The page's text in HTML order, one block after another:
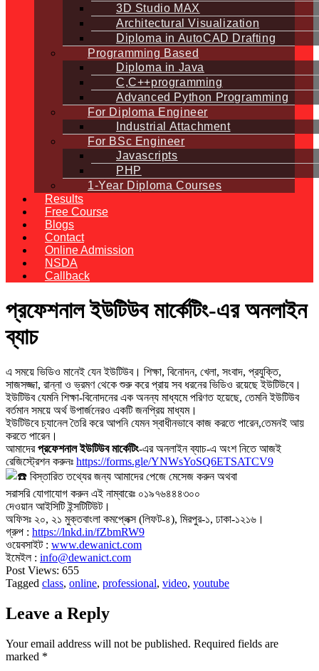
3D Studio MAX
Architectural Visualization
Diploma in AutoCAD Drafting
Programming Based
Diploma in Java
C,C++programming
Advanced Python Programming
For Diploma Engineer
Industrial Attachment
For BSc Engineer
Javascripts
PHP
1-Year Diploma Courses
Results
Free Course
Blogs
Contact
Online Admission
NSDA
Callback
প্রফেশনাল ইউটিউব মার্কেটিং-এর অনলাইন
ব্যাচ
এ সময়ে ভিডিও মানেই যেন ইউটিউব। শিক্ষা, বিনোদন, খেলা, সংবাদ, প্রযুক্তি,
সাজসজ্জা, রান্না ও ভ্রমণ থেকে শুরু করে প্রায় সব ধরনের ভিডিও রয়েছে ইউটিউবে।
ইউটিউব যেমনি শিক্ষা-বিনোদনের এক অনন্য মাধ্যমে পরিণত হয়েছে, তেমনি ইউটিউব
বর্তমান সময়ে অর্থ উপার্জনেরও একটি জনপ্রিয় মাধ্যম।
ইউটিউবে চ্যানেল তৈরি করে আপনি যেমন স্বাধীনভাবে কাজ করতে পারেন,তেমনই আয়
করতে পারেন।
আমাদেরপ্রফেশনাল ইউটিউব মার্কেটিং-এর অনলাইন ব্যাচ-এ অংশ নিতে আজই
রেজিস্ট্রেশন করুনঃ https://forms.gle/YNWsYoSQ6ETSATCV9
বিস্তারিত তথ্যের জন্য আমাদের পেজে মেসেজ করুন অথবা
সরাসরি যোগাযোগ করুন এই নাম্বারেঃ ০১৯৭৬৪৪৪৩০০
দেওয়ান আইসিটি ইন্সটিটিউট।
অফিসঃ ২০, ২১ মুক্তবাংলা কমপ্লেক্স (লিফট-৪), মিরপুর-১, ঢাকা-১২১৬।
গ্রুপ : https://lnkd.in/fZbmRW9
ওয়েবসাইট : www.dewanict.com
ইমেইল : info@dewanict.com
Post Views: 655
Tagged class, online, professional, video, youtube
Leave a Reply
Your email address will not be published. Required fields are
marked *